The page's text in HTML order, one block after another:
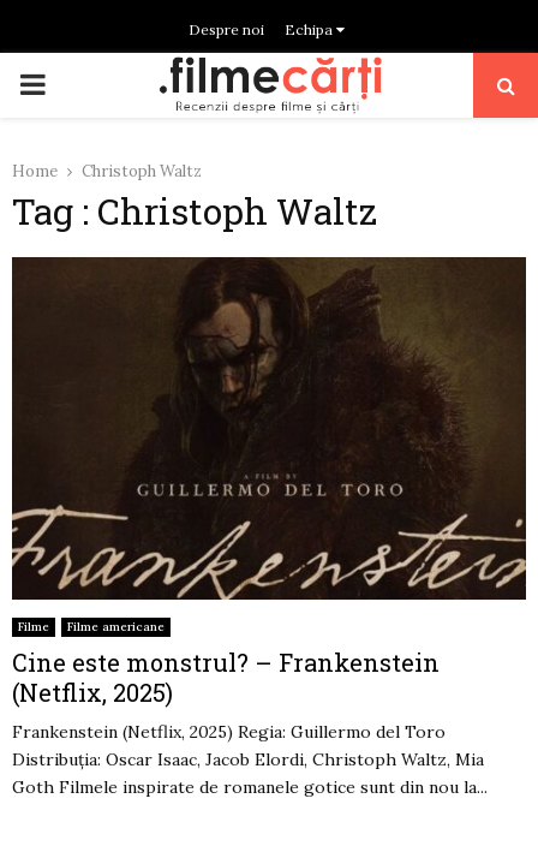
Despre noi Echipa
PRIMARY
Home Christoph Waltz
Tag : Christoph Waltz
Filme Filme americane
Cine este monstrul? – Frankenstein
(Netflix, 2025)
Frankenstein (Netflix, 2025) Regia: Guillermo del Toro
Distribuția: Oscar Isaac, Jacob Elordi, Christoph Waltz, Mia
Goth Filmele inspirate de romanele gotice sunt din nou la...